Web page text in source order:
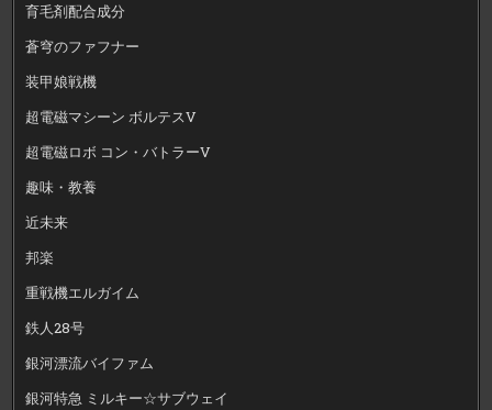
育毛剤配合成分
蒼穹のファフナー
装甲娘戦機
超電磁マシーン ボルテスV
超電磁ロボ コン・バトラーV
趣味・教養
近未来
邦楽
重戦機エルガイム
鉄人28号
銀河漂流バイファム
銀河特急 ミルキー☆サブウェイ